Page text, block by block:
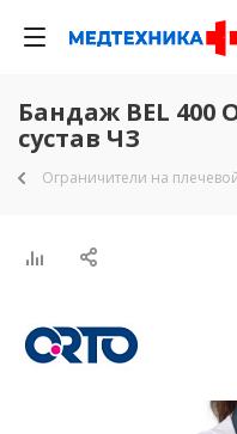
Бандаж BEL 400
сустав ЧЗ
Ограничители на